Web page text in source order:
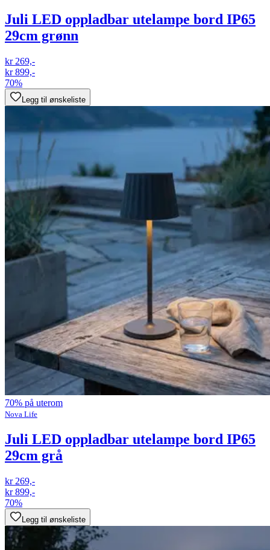
Juli LED oppladbar utelampe bord IP65
29cm grønn
kr 269,-
kr 899,-
70%
Legg til ønskeliste
70% på uterom
Nova Life
Juli LED oppladbar utelampe bord IP65
29cm grå
kr 269,-
kr 899,-
70%
Legg til ønskeliste